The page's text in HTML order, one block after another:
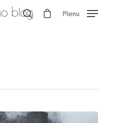
or ESC to close
blog Menu